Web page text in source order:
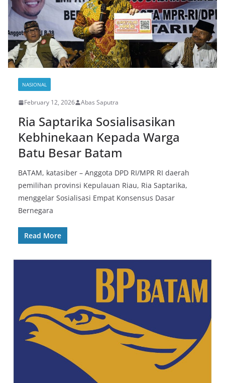
NASIONAL
February 12, 2026 Abas Saputra
Ria Saptarika Sosialisasikan
Kebhinekaan Kepada Warga
Batu Besar Batam
BATAM, katasiber – Anggota DPD RI/MPR RI daerah
pemilihan provinsi Kepulauan Riau, Ria Saptarika,
menggelar Sosialisasi Empat Konsensus Dasar
Bernegara
Read More